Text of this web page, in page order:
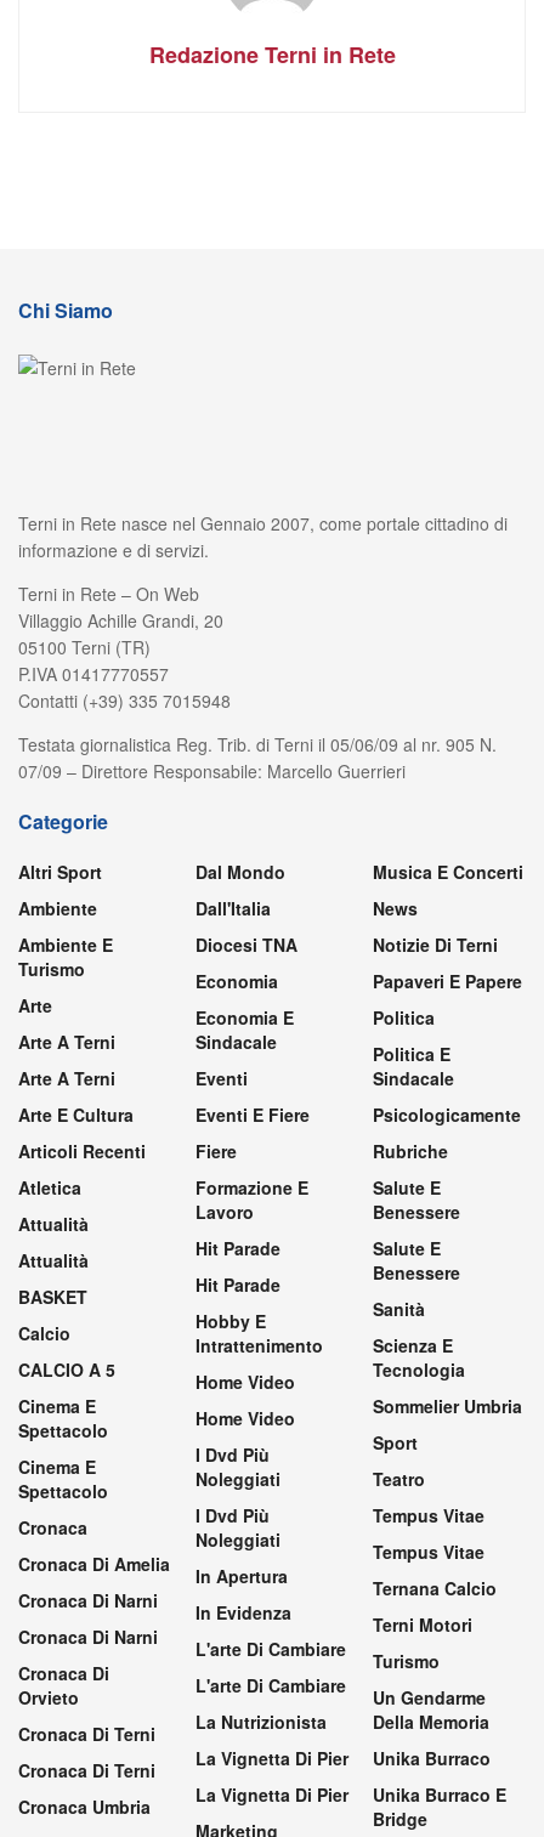
Redazione Terni in Rete
Chi Siamo
Terni in Rete nasce nel Gennaio 2007, come portale cittadino di
informazione e di servizi.
Terni in Rete – On Web
Villaggio Achille Grandi, 20
05100 Terni (TR)
P.IVA 01417770557
Contatti (+39) 335 7015948
Testata giornalistica Reg. Trib. di Terni il 05/06/09 al nr. 905 N.
07/09 – Direttore Responsabile: Marcello Guerrieri
Categorie
Altri Sport
Ambiente
Ambiente E
Turismo
Arte
Arte A Terni
Arte A Terni
Arte E Cultura
Articoli Recenti
Atletica
Attualità
Attualità
BASKET
Calcio
CALCIO A 5
Cinema E
Spettacolo
Cinema E
Spettacolo
Cronaca
Cronaca Di Amelia
Cronaca Di Narni
Cronaca Di Narni
Cronaca Di
Orvieto
Cronaca Di Terni
Cronaca Di Terni
Cronaca Umbria
Dal Mondo
Dall'Italia
Diocesi TNA
Economia
Economia E
Sindacale
Eventi
Eventi E Fiere
Fiere
Formazione E
Lavoro
Hit Parade
Hit Parade
Hobby E
Intrattenimento
Home Video
Home Video
I Dvd Più
Noleggiati
I Dvd Più
Noleggiati
In Apertura
In Evidenza
L'arte Di Cambiare
L'arte Di Cambiare
La Nutrizionista
La Vignetta Di Pier
La Vignetta Di Pier
Marketing
Musica E Concerti
News
Notizie Di Terni
Papaveri E Papere
Politica
Politica E
Sindacale
Psicologicamente
Rubriche
Salute E
Benessere
Salute E
Benessere
Sanità
Scienza E
Tecnologia
Sommelier Umbria
Sport
Teatro
Tempus Vitae
Tempus Vitae
Ternana Calcio
Terni Motori
Turismo
Un Gendarme
Della Memoria
Unika Burraco
Unika Burraco E
Bridge